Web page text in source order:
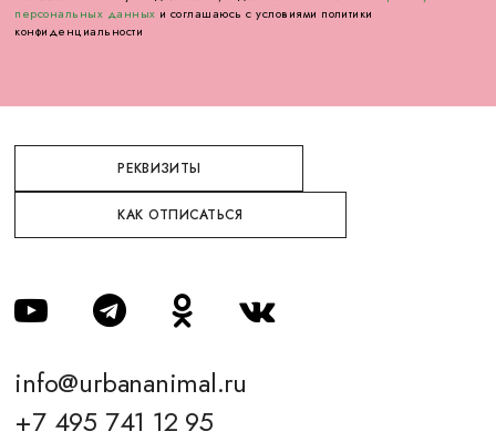
персональных данных и соглашаюсь с условиями политики
конфиденциальности
РЕКВИЗИТЫ
КАК ОТПИСАТЬСЯ
info@urbananimal.ru
+7 495 741 12 95